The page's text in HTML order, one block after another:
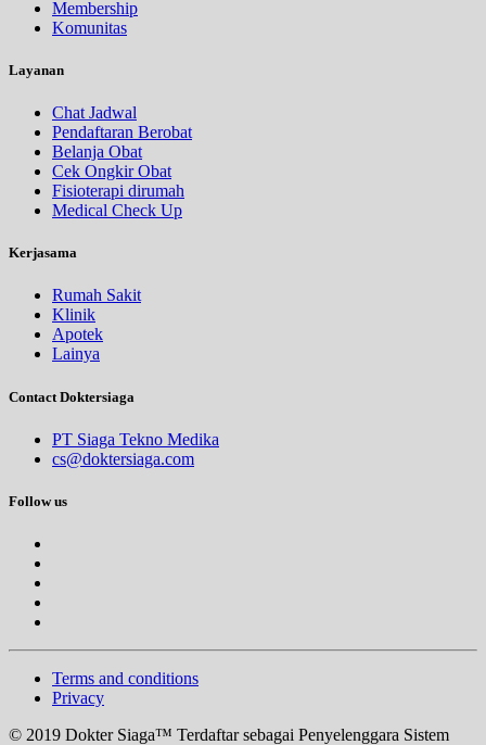
Membership
Komunitas
Layanan
Chat Jadwal
Pendaftaran Berobat
Belanja Obat
Cek Ongkir Obat
Fisioterapi dirumah
Medical Check Up
Kerjasama
Rumah Sakit
Klinik
Apotek
Lainya
Contact Doktersiaga
PT Siaga Tekno Medika
cs@doktersiaga.com
Follow us
Terms and conditions
Privacy
© 2019 Dokter Siaga™ Terdaftar sebagai Penyelenggara Sistem